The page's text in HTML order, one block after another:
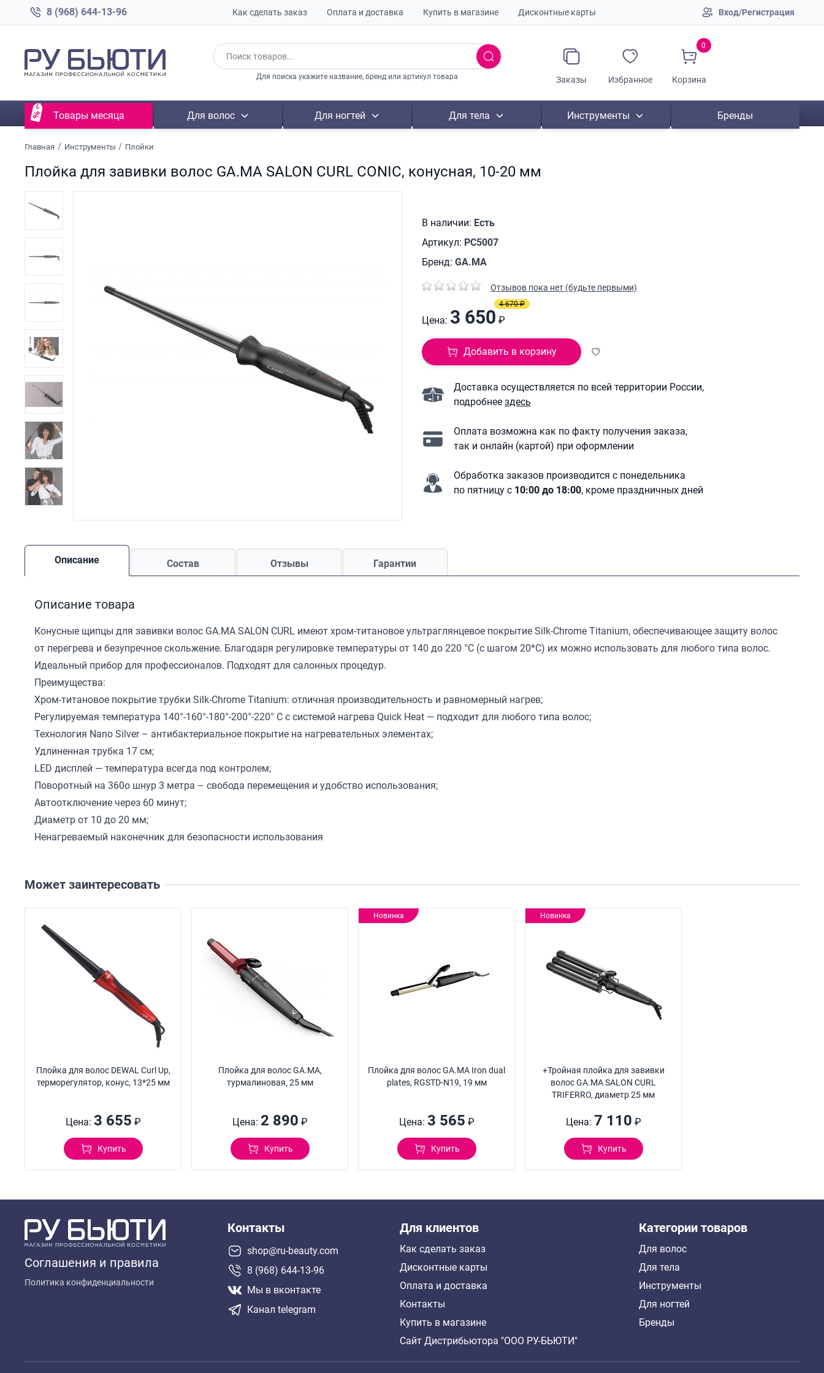
8 (968) 644-13-96 Как сделать заказ Оплата и доставка Купить в магазине Дисконтные карты Вход/Регистрация
Для поиска укажите название, бренд или артикул товара Заказы Избранное Корзина
0
Товары месяца Для волос Для ногтей Для тела Инструменты Бренды
Главная Инструменты Плойки
Плойка для завивки волос GA.MA SALON CURL CONIC, конусная, 10-20 мм
В наличии: Есть
Артикул: PC5007
Бренд: GA.MA
Отзывов пока нет (будьте первыми)
Цена: 3 650 ₽
4 670 ₽
Добавить в корзину
Доставка осуществляется по всей территории России,
подробнее здесь
Оплата возможна как по факту получения заказа,
так и онлайн (картой) при оформлении
Обработка заказов производится с понедельника
по пятницу с 10:00 до 18:00, кроме праздничных дней
Описание Состав Отзывы Гарантии
Описание товара
Конусные щипцы для завивки волос GA.MA SALON CURL имеют хром-титановое ультраглянцевое покрытие Silk-Chrome Titanium, обеспечивающее защиту волос
от перегрева и безупречное скольжение. Благодаря регулировке температуры от 140 до 220 °C (с шагом 20*C) их можно использовать для любого типа волос.
Идеальный прибор для профессионалов. Подходят для салонных процедур.
Преимущества:
Хром-титановое покрытие трубки Silk-Chrome Titanium: отличная производительность и равномерный нагрев;
Регулируемая температура 140°-160°-180°-200°-220° C с системой нагрева Quick Heat — подходит для любого типа волос;
Технология Nano Silver – антибактериальное покрытие на нагревательных элементах;
Удлиненная трубка 17 см;
LED дисплей — температура всегда под контролем;
Поворотный на 360о шнур 3 метра – свобода перемещения и удобство использования;
Автоотключение через 60 минут;
Диаметр от 10 до 20 мм;
Ненагреваемый наконечник для безопасности использования
Может заинтересовать
Плойка для волос DEWAL Curl Up,
терморегулятор, конус, 13*25 мм
Цена: 3 655 ₽
Купить
Плойка для волос GA.MA,
турмалиновая, 25 мм
Цена: 2 890 ₽
Купить
Новинка
Плойка для волос GA.MA Iron dual
plates, RGSTD-N19, 19 мм
Цена: 3 565 ₽
Купить
Новинка
+Тройная плойка для завивки
волос GA.MA SALON CURL
TRIFERRO, диаметр 25 мм
Цена: 7 110 ₽
Купить
Соглашения и правила
Политика конфиденциальности
Контакты
shop@ru-beauty.com
8 (968) 644-13-96
Мы в вконтакте
Канал telegram
Для клиентов
Как сделать заказ
Дисконтные карты
Оплата и доставка
Контакты
Купить в магазине
Сайт Дистрибьютора "ООО РУ-БЬЮТИ"
Категории товаров
Для волос
Для тела
Инструменты
Для ногтей
Бренды